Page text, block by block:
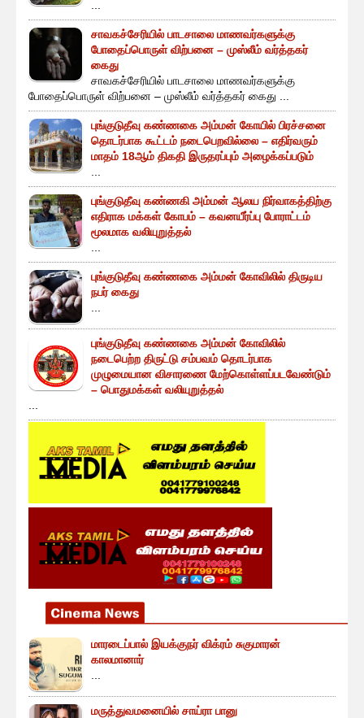
சாவகச்சேரியில் பாடசாலை மாணவர்களுக்கு
போதைப்பொருள் விற்பனை – முஸ்லீம் வர்த்தகர்
கைது
சாவகச்சேரியில் பாடசாலை மாணவர்களுக்கு
போதைப்பொருள் விற்பனை – முஸ்லீம் வர்த்தகர் கைது ...
புங்குடுதீவு கண்ணகை அம்மன் கோயில் பிரச்சனை
தொடர்பாக கூட்டம் நடைபெறவில்லை – எதிர்வரும்
மாதம் 18ஆம் திகதி இருதரப்பும் அழைக்கப்படும்
புங்குடுதீவு கண்ணகி அம்மன் ஆலய நிர்வாகத்திற்கு
எதிராக மக்கள் கோபம் – கவனயீர்ப்பு போராட்டம்
மூலமாக வலியுறுத்தல்
புங்குடுதீவு கண்ணகை அம்மன் கோவிலில் திருடிய
நபர் கைது
புங்குடுதீவு கண்ணகை அம்மன் கோவிலில்
நடைபெற்ற திருட்டு சம்பவம் தொடர்பாக
முழுமையான விசாரணை மேற்கொள்ளப்படவேண்டும்
– பொதுமக்கள் வலியுறுத்தல்
மாரடைப்பால் இயக்குநர் விக்ரம் சுகுமாரன்
காலமானார்
மருத்துவமனையில் சாய்ரா பானு